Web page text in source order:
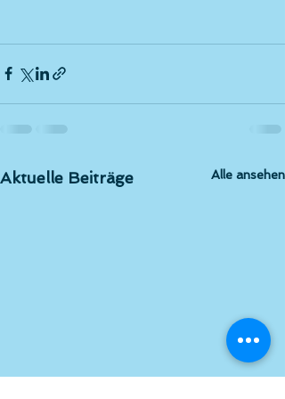
Aktuelle Beiträge Alle ansehen